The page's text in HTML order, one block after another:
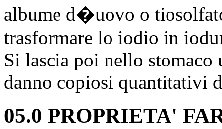
albume d�uovo o
trasformare lo iodio in
Si lascia poi nello
danno copiosi quantitativi
05.0 PROPRIETA'